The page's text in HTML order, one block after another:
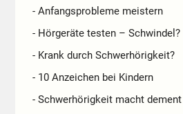
- Anfangsprobleme meistern
- Hörgeräte testen – Schwindel?
- Krank durch Schwerhörigkeit?
- 10 Anzeichen bei Kindern
- Schwerhörigkeit macht dement